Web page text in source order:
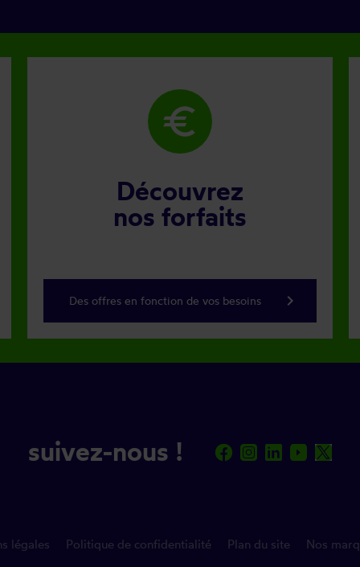
euro
Découvrez
nos forfaits
Des offres en fonction de vos besoins keyboard_arrow_right
suivez-nous !
légales Politique de confidentialité Plan du site Nos